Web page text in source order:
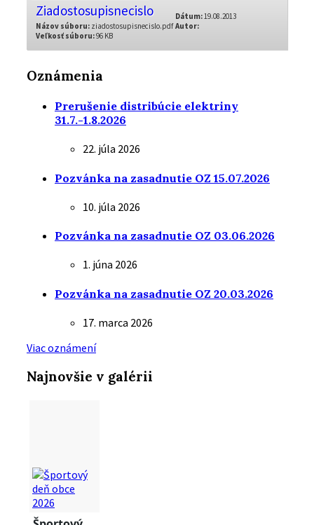
Ziadostosupisnecislo
Názov súboru: ziadostosupisnecislo.pdf
Veľkosť súboru:96 KB
Dátum:19.08.2013
Autor:
Oznámenia
Prerušenie distribúcie elektriny
31.7.-1.8.2026
22. júla 2026
Pozvánka na zasadnutie OZ 15.07.2026
10. júla 2026
Pozvánka na zasadnutie OZ 03.06.2026
1. júna 2026
Pozvánka na zasadnutie OZ 20.03.2026
17. marca 2026
Viac oznámení
Najnovšie v galérii